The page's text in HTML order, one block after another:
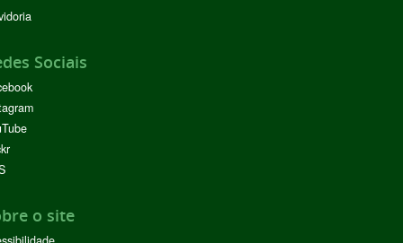
Sociais
o site